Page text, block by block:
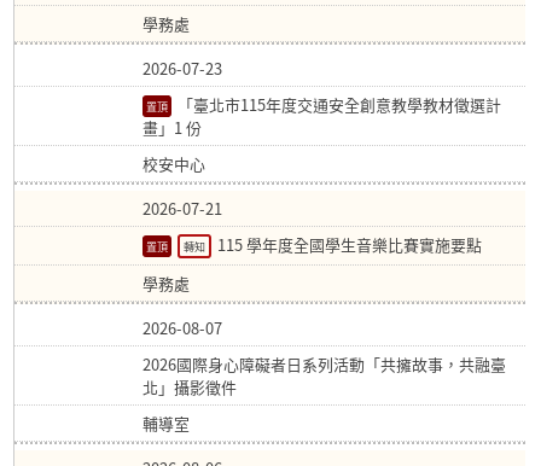
學務處
2026-07-23
「臺北市115年度交通安全創意教學教材徵選計
畫」1 份
校安中心
2026-07-21
轉知
115 學年度全國學生音樂比賽實施要點
學務處
2026-08-07
2026國際身心障礙者日系列活動「共擁故事，共融臺
北」攝影徵件
輔導室